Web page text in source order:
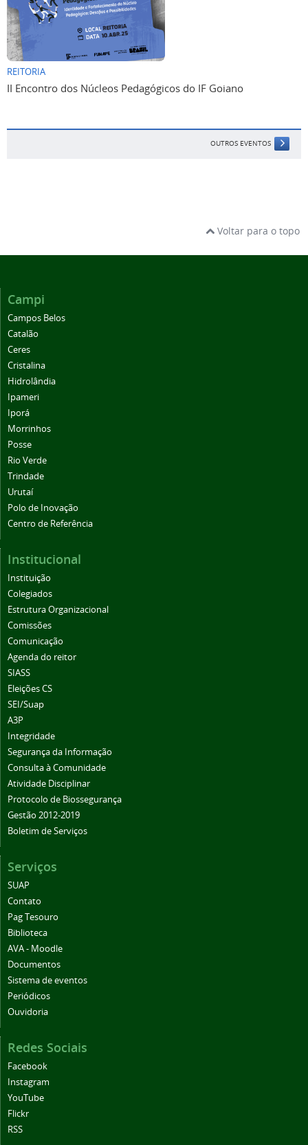
REITORIA
II Encontro dos Núcleos Pedagógicos do IF Goiano
OUTROS EVENTOS
Voltar para o topo
Campi
Campos Belos
Catalão
Ceres
Cristalina
Hidrolândia
Ipameri
Iporá
Morrinhos
Posse
Rio Verde
Trindade
Urutaí
Polo de Inovação
Centro de Referência
Institucional
Instituição
Colegiados
Estrutura Organizacional
Comissões
Comunicação
Agenda do reitor
SIASS
Eleições CS
SEI/Suap
A3P
Integridade
Segurança da Informação
Consulta à Comunidade
Atividade Disciplinar
Protocolo de Biossegurança
Gestão 2012-2019
Boletim de Serviços
Serviços
SUAP
Contato
Pag Tesouro
Biblioteca
AVA - Moodle
Documentos
Sistema de eventos
Periódicos
Ouvidoria
Redes Sociais
Facebook
Instagram
YouTube
Flickr
RSS